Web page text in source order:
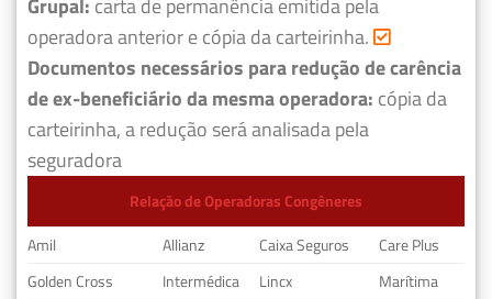
operadora anterior e cópia da carteirinha.
Documentos necessários para redução de carência
de ex-beneficiário da mesma operadora: cópia da
carteirinha, a redução será analisada pela
seguradora
Relação de Operadoras Congêneres
Amil
Allianz Caixa Seguros
Care Plus
Golden Cross
Intermédica Lincx
Marítima